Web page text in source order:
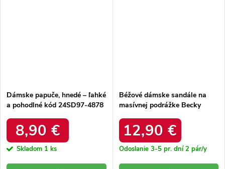
Dámske papuče, hnedé – ľahké
a pohodlné kód 24SD97-4878
8,90 €
Skladom 1 ks
Béžové dámske sandále na
masívnej podrážke Becky
12,90 €
Odoslanie 3-5 pr. dní2 pár/y